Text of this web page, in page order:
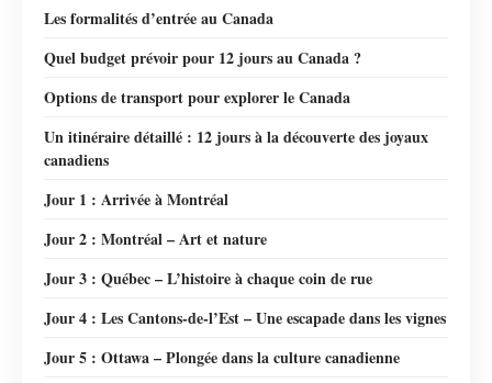
Les formalités d’entrée au Canada
Quel budget prévoir pour 12 jours au Canada ?
Options de transport pour explorer le Canada
Un itinéraire détaillé : 12 jours à la découverte des joyaux
canadiens
Jour 1 : Arrivée à Montréal
Jour 2 : Montréal – Art et nature
Jour 3 : Québec – L’histoire à chaque coin de rue
Jour 4 : Les Cantons-de-l’Est – Une escapade dans les vignes
Jour 5 : Ottawa – Plongée dans la culture canadienne